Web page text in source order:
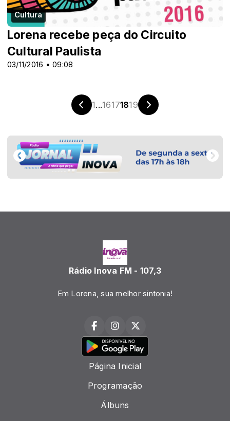
Cultura
03/11/2016 • 09:08
Lorena recebe peça do Circuito
Cultural Paulista
1...16171819
Rádio Inova FM - 107,3
Em Lorena, sua melhor sintonia!
Página Inicial
Programação
Álbuns